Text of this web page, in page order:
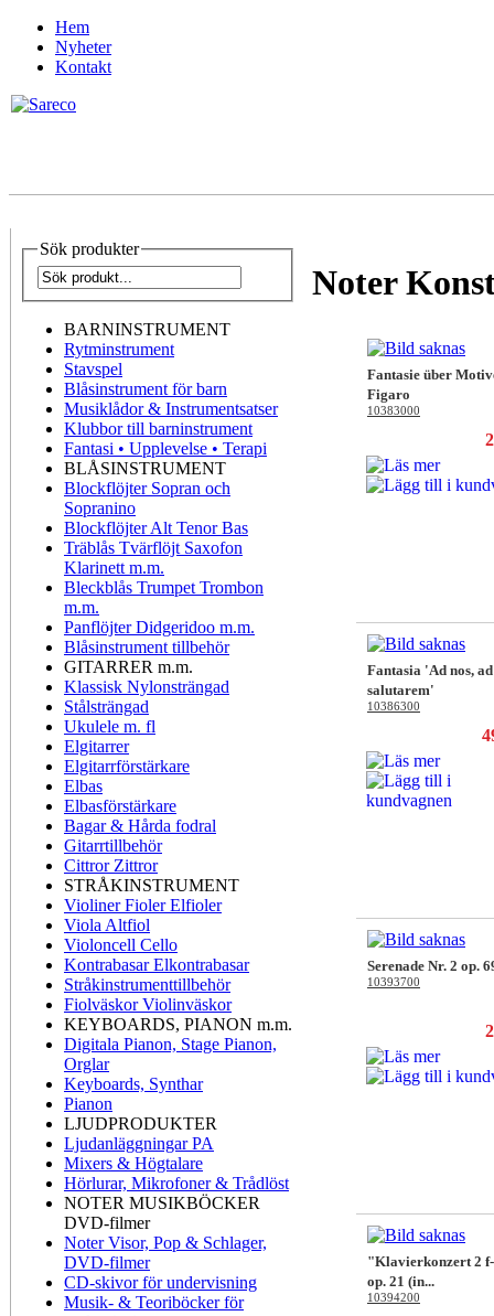
Hem
Nyheter
Kontakt
Sök produkter
BARNINSTRUMENT
Rytminstrument
Stavspel
Blåsinstrument för barn
Musiklådor & Instrumentsatser
Klubbor till barninstrument
Fantasi • Upplevelse • Terapi
BLÅSINSTRUMENT
Blockflöjter Sopran och
Sopranino
Blockflöjter Alt Tenor Bas
Träblås Tvärflöjt Saxofon
Klarinett m.m.
Bleckblås Trumpet Trombon
m.m.
Panflöjter Didgeridoo m.m.
Blåsinstrument tillbehör
GITARRER m.m.
Klassisk Nylonsträngad
Stålsträngad
Ukulele m. fl
Elgitarrer
Elgitarrförstärkare
Elbas
Elbasförstärkare
Bagar & Hårda fodral
Gitarrtillbehör
Cittror Zittror
STRÅKINSTRUMENT
Violiner Fioler Elfioler
Viola Altfiol
Violoncell Cello
Kontrabasar Elkontrabasar
Stråkinstrumenttillbehör
Fiolväskor Violinväskor
KEYBOARDS, PIANON m.m.
Digitala Pianon, Stage Pianon,
Orglar
Keyboards, Synthar
Pianon
LJUDPRODUKTER
Ljudanläggningar PA
Mixers & Högtalare
Hörlurar, Mikrofoner & Trådlöst
NOTER MUSIKBÖCKER
DVD-filmer
Noter Visor, Pop & Schlager,
DVD-filmer
CD-skivor för undervisning
Musik- & Teoriböcker för
Noter
Fantasie über
Figaro
10383000
Fantasia 'Ad nos, ad
salutarem'
10386300
Serenade Nr. 2 op.
10393700
"Klavierkonzert 2
op. 21 (in...
10394200